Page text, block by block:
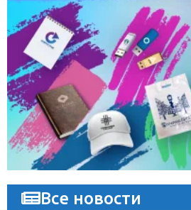
Все новости